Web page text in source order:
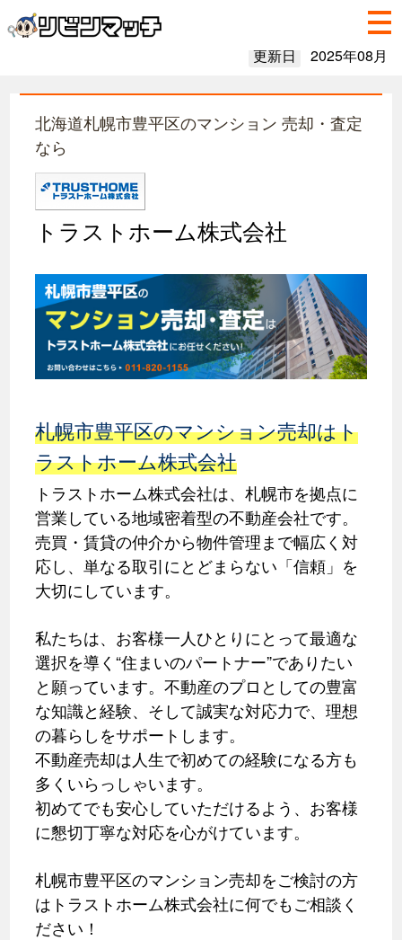
更新日 2025年08月
北海道札幌市豊平区のマンション 売却・査定
なら
トラストホーム株式会社
札幌市豊平区のマンション売却はト
ラストホーム株式会社
トラストホーム株式会社は、札幌市を拠点に
営業している地域密着型の不動産会社です。
売買・賃貸の仲介から物件管理まで幅広く対
応し、単なる取引にとどまらない「信頼」を
大切にしています。
私たちは、お客様一人ひとりにとって最適な
選択を導く“住まいのパートナー”でありたい
と願っています。不動産のプロとしての豊富
な知識と経験、そして誠実な対応力で、理想
の暮らしをサポートします。
不動産売却は人生で初めての経験になる方も
多くいらっしゃいます。
初めてでも安心していただけるよう、お客様
に懇切丁寧な対応を心がけています。
札幌市豊平区のマンション売却をご検討の方
はトラストホーム株式会社に何でもご相談く
ださい！